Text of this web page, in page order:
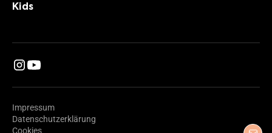
Kids
Impressum
Datenschutzerklärung
Cookies